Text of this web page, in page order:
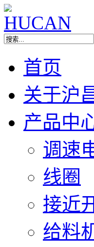
首页
关于沪
产品中
调速
线圈
接近
给料